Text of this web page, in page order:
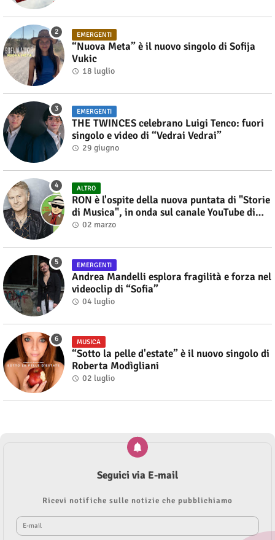
EMERGENTI
“Nuova Meta” è il nuovo singolo di Sofija
Vukic
18 luglio
EMERGENTI
THE TWINCES celebrano Luigi Tenco: fuori
singolo e video di “Vedrai Vedrai”
29 giugno
ALTRO
RON è l'ospite della nuova puntata di "Storie
di Musica", in onda sul canale YouTube di
Alberto Salerno
02 marzo
EMERGENTI
Andrea Mandelli esplora fragilità e forza nel
videoclip di “Sofia”
04 luglio
MUSICA
“Sotto la pelle d'estate” è il nuovo singolo di
Roberta Modìgliani
02 luglio
Seguici via E-mail
Ricevi notifiche sulle notizie che pubblichiamo